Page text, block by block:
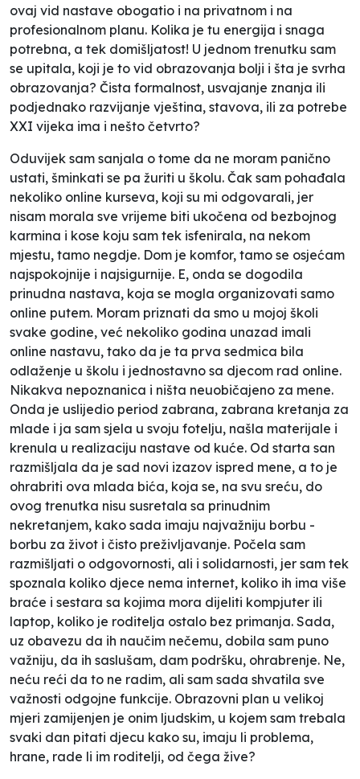
ovaj vid nastave obogatio i na privatnom i na
profesionalnom planu. Kolika je tu energija i snaga
potrebna, a tek domišljatost! U jednom trenutku sam
se upitala, koji je to vid obrazovanja bolji i šta je svrha
obrazovanja? Čista formalnost, usvajanje znanja ili
podjednako razvijanje vještina, stavova, ili za potrebe
XXI vijeka ima i nešto četvrto?
Oduvijek sam sanjala o tome da ne moram panično
ustati, šminkati se pa žuriti u školu. Čak sam pohađala
nekoliko online kurseva, koji su mi odgovarali, jer
nisam morala sve vrijeme biti ukočena od bezbojnog
karmina i kose koju sam tek isfenirala, na nekom
mjestu, tamo negdje. Dom je komfor, tamo se osjećam
najspokojnije i najsigurnije. E, onda se dogodila
prinudna nastava, koja se mogla organizovati samo
online putem. Moram priznati da smo u mojoj školi
svake godine, već nekoliko godina unazad imali
online nastavu, tako da je ta prva sedmica bila
odlaženje u školu i jednostavno sa djecom rad online.
Nikakva nepoznanica i ništa neuobičajeno za mene.
Onda je uslijedio period zabrana, zabrana kretanja za
mlade i ja sam sjela u svoju fotelju, našla materijale i
krenula u realizaciju nastave od kuće. Od starta san
razmišljala da je sad novi izazov ispred mene, a to je
ohrabriti ova mlada bića, koja se, na svu sreću, do
ovog trenutka nisu susretala sa prinudnim
nekretanjem, kako sada imaju najvažniju borbu -
borbu za život i čisto preživljavanje. Počela sam
razmišljati o odgovornosti, ali i solidarnosti, jer sam tek
spoznala koliko djece nema internet, koliko ih ima više
braće i sestara sa kojima mora dijeliti kompjuter ili
laptop, koliko je roditelja ostalo bez primanja. Sada,
uz obavezu da ih naučim nečemu, dobila sam puno
važniju, da ih saslušam, dam podršku, ohrabrenje. Ne,
neću reći da to ne radim, ali sam sada shvatila sve
važnosti odgojne funkcije. Obrazovni plan u velikoj
mjeri zamijenjen je onim ljudskim, u kojem sam trebala
svaki dan pitati djecu kako su, imaju li problema,
hrane, rade li im roditelji, od čega žive?